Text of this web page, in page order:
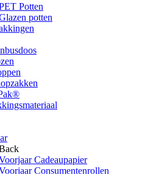
Potten
potten
Cadeaupapier
Consumentenrollen